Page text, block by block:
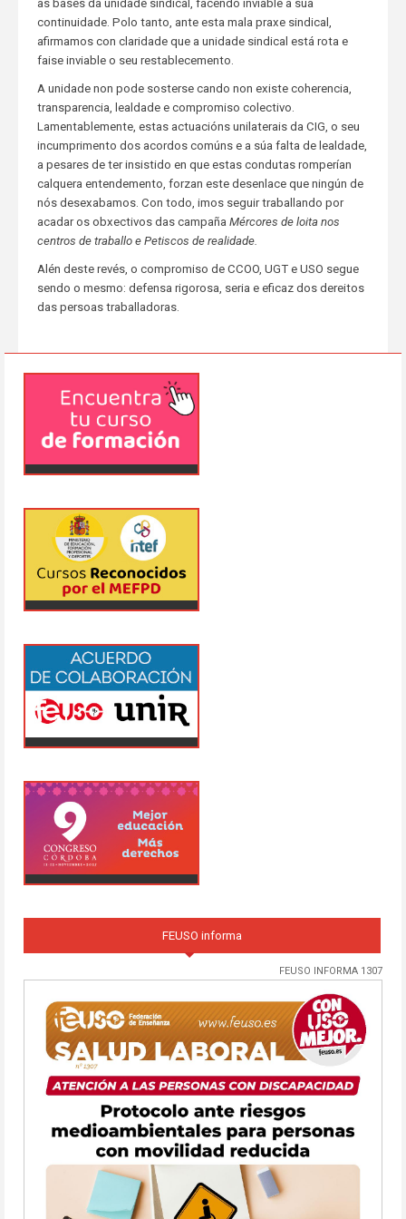
as bases da unidade sindical, facendo inviable a súa
continuidade. Polo tanto, ante esta mala praxe sindical,
afirmamos con claridade que a unidade sindical está rota e
faise inviable o seu restablecemento.
A unidade non pode sosterse cando non existe coherencia,
transparencia, lealdade e compromiso colectivo.
Lamentablemente, estas actuacións unilaterais da CIG, o seu
incumprimento dos acordos comúns e a súa falta de lealdade,
a pesares de ter insistido en que estas condutas romperían
calquera entendemento, forzan este desenlace que ningún de
nós desexabamos. Con todo, imos seguir traballando por
acadar os obxectivos das campaña Mércores de loita nos
centros de traballo e Petiscos de realidade.
Alén deste revés, o compromiso de CCOO, UGT e USO segue
sendo o mesmo: defensa rigorosa, seria e eficaz dos dereitos
das persoas traballadoras.
FEUSO informa
FEUSO INFORMA 1307